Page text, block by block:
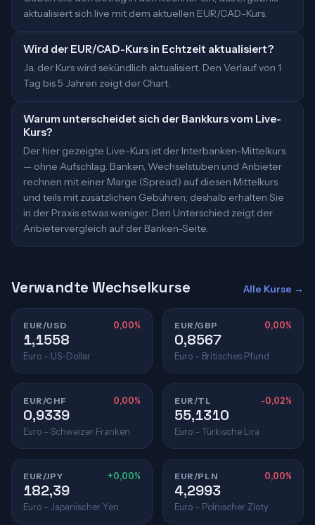
aktualisiert sich live mit dem aktuellen EUR/CAD-Kurs.
Wird der EUR/CAD-Kurs in Echtzeit aktualisiert?
Ja, der Kurs wird sekündlich aktualisiert. Den Verlauf von 1
Tag bis 5 Jahren zeigt der Chart.
Warum unterscheidet sich der Bankkurs vom Live-
Kurs?
Der hier gezeigte Live-Kurs ist der Interbanken-Mittelkurs
— ohne Aufschlag. Banken, Wechselstuben und Anbieter
rechnen mit einer Marge (Spread) auf diesen Mittelkurs
und teils mit zusätzlichen Gebühren; deshalb erhalten Sie
in der Praxis etwas weniger. Den Unterschied zeigt der
Anbietervergleich auf der Banken-Seite.
Verwandte Wechselkurse Alle Kurse →
EUR/USD 0,00%
1,1558
Euro – US-Dollar
EUR/GBP 0,00%
0,8567
Euro – Britisches Pfund
EUR/CHF 0,00%
0,9339
Euro – Schweizer Franken
EUR/TL -0,02%
55,1310
Euro – Türkische Lira
EUR/JPY +0,00%
182,39
Euro – Japanischer Yen
EUR/PLN 0,00%
4,2993
Euro – Polnischer Zloty